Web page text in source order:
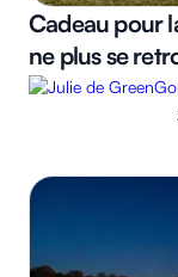
Cadeau pour
ne plus se